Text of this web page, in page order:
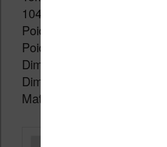
104 ° F)
Poids net : 86g
Poids brut : 100g
Dimension du produit :
Dimension d’emballage :
Matériau du boîtier :